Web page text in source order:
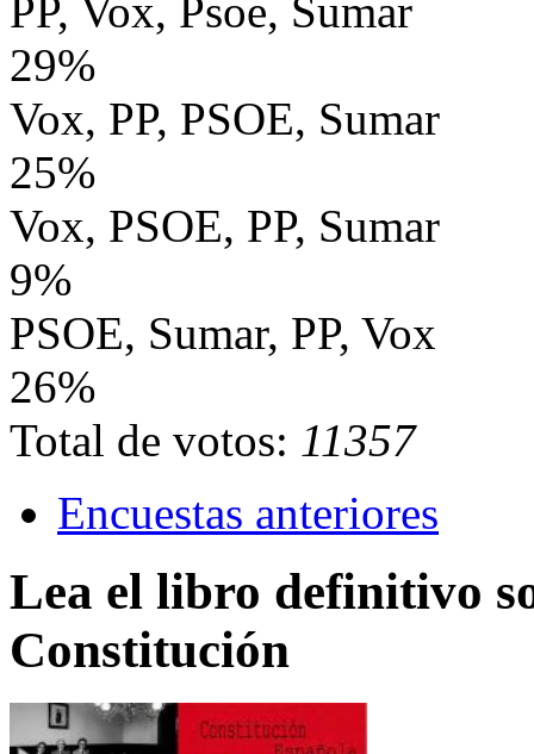
PP, Vox, Psoe, Sumar
29%
Vox, PP, PSOE, Sumar
25%
Vox, PSOE, PP, Sumar
9%
PSOE, Sumar, PP, Vox
26%
Total de votos: 11357
Encuestas anteriores
Lea el libro definitivo
Constitución